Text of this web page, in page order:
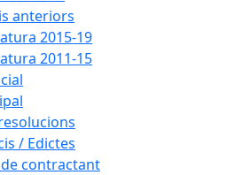
anteriors
2015-19
2011-15
/ Edictes
contractant